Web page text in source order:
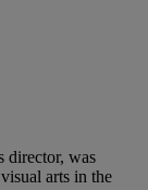
director, was
arts in the